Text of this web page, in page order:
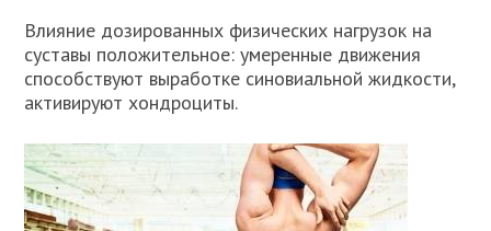
Влияние дозированных физических нагрузок на
суставы положительное: умеренные движения
способствуют выработке синовиальной жидкости,
активируют хондроциты.